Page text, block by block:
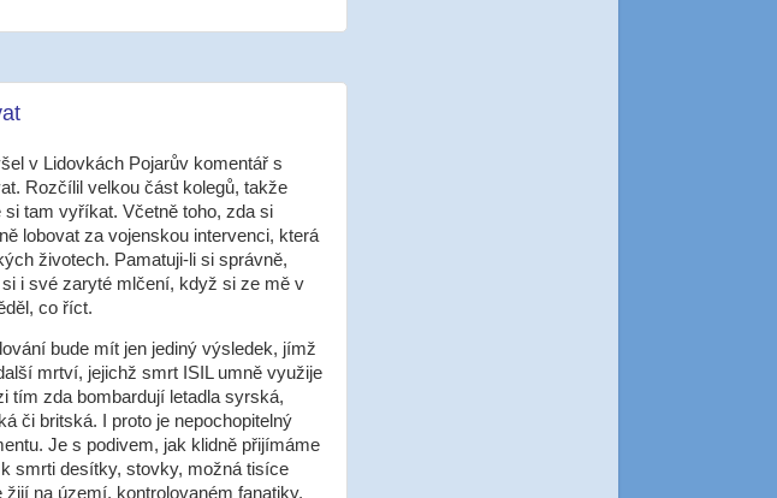
v Lidovkách Pojarův komentář s
Rozčílil velkou část kolegů, takže
tam vyříkat. Včetně toho, zda si
lobovat za vojenskou intervenci, která
životech. Pamatuji-li si správně,
i své zaryté mlčení, když si ze mě v
co říct.
bude mít jen jediný výsledek, jímž
mrtví, jejichž smrt ISIL umně využije
tím zda bombardují letadla syrská,
či britská. I proto je nepochopitelný
Je s podivem, jak klidně přijímáme
smrti desítky, stovky, možná tisíce
na území, kontrolovaném fanatiky.